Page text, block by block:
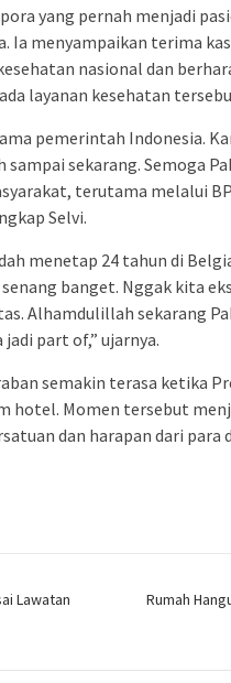
yang pernah menjadi
Ia menyampaikan terima
nasional dan
layanan kesehatan
pemerintah Indonesia.
sampai sekarang. Semoga
terutama melalui
Selvi.
menetap 24 tahun di
banget. Nggak kita
Alhamdulillah sekarang
part of,” ujarnya.
semakin terasa ketika
hotel. Momen tersebut
dan harapan dari para
Lawatan
Rumah